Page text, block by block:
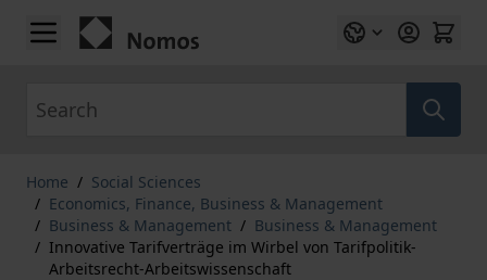
Skip to Content
Home / Social Sciences
/ Economics, Finance, Business & Management
/ Business & Management / Business & Management
/ Innovative Tarifverträge im Wirbel von Tarifpolitik-
Arbeitsrecht-Arbeitswissenschaft